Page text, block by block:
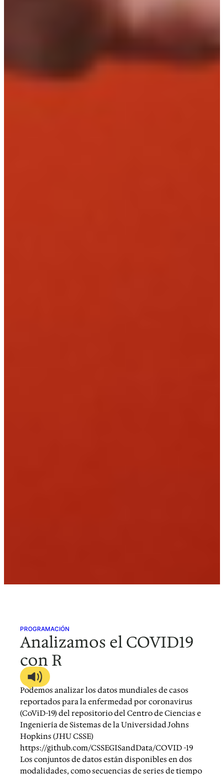
PROGRAMACIÓN
Analizamos el COVID19
con R
Podemos analizar los datos mundiales de casos
reportados para la enfermedad por coronavirus
(CoViD-19) del repositorio del Centro de Ciencias e
Ingeniería de Sistemas de la Universidad Johns
Hopkins (JHU CSSE)
https://github.com/CSSEGISandData/COVID -19
Los conjuntos de datos están disponibles en dos
modalidades, como secuencias de series de tiempo